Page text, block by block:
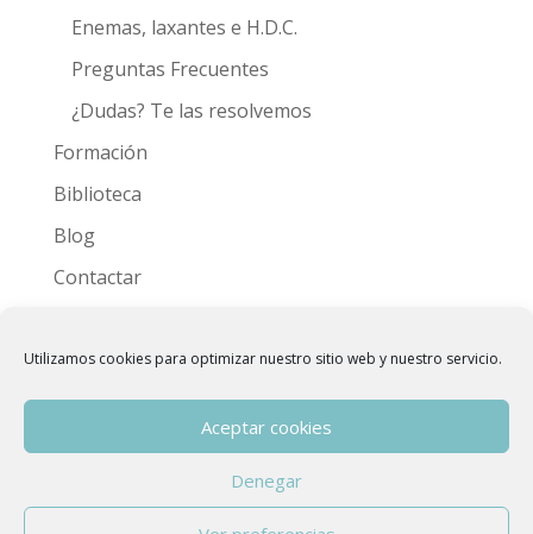
Utilizamos cookies para optimizar nuestro sitio web y nuestro servicio.
Aceptar cookies
Denegar
Enemas, laxantes e H.D.C.
Preguntas Frecuentes
¿Dudas? Te las resolvemos
Formación
Biblioteca
Blog
Contactar
Copyright © 2015 - 2026